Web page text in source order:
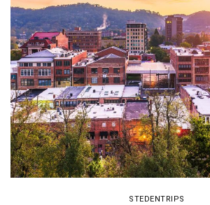
STEDENTRIPS